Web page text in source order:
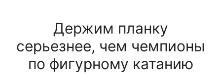
Держим планку
серьезнее, чем чемпионы
по фигурному катанию